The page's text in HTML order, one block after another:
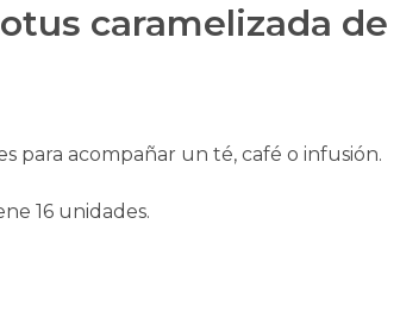
caramelizada de
para acompañar un té, café o infusión.
16 unidades.